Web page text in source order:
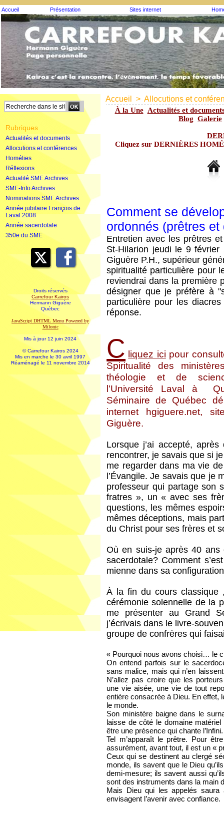
Accueil Présentation Sites internet
Rubriques
Actualités et documents
Allocutions et conférences
Homélies
Réflexions
Actualité SME Archives
SME-Info Archives
Nominations SME Archives
Année jubilaire François de
Laval 2008
Année sacerdotale
350e du SME
Droits réservés
Carrefour Kairos
Hermann Giguère
Québec
JavaScript DHTML Menu Powered by
Milonic
Mis à jour 12 juin 2024
© Carrefour Kairos 2024
Mis en marche le 30 avril 1997
Réaménagé le 11 novembre 2014
Accueil > Allocutions et
À la Une Actualités et
Blog Galerie
Cliquez sur DERNIÈRES
Comment se
ordonnés (prêtres et
Entretien avec les prêtres
St-Hilarion jeudi le 9
Giguère P.H., supérieur
spiritualité particulière pour
reviendrai dans la première
désigner que je préfère à
particulière pour les
réponse.
C liquez ici pour
Spiritualité des
théologie et de
l'Université Laval à
Séminaire de Québec
internet hgiguere.net,
Giguère.
Lorsque j’ai accepté,
rencontrer, je savais que si
me regarder dans ma vie
l’Évangile. Je savais que je
professeur qui partage son
fratres », un « avec ses
questions, les mêmes
mêmes déceptions, mais
du Christ pour ses frères et
Où en suis-je après 40 ans
sacerdotale? Comment
mienne dans sa
À la fin du cours classique
cérémonie solennelle de la
me présenter au Grand
j’écrivais dans le livre-
groupe de confrères qui
« Pourquoi nous avons choisi… le
On entend parfois sur le
sans malice, mais qui n’en
N’allez pas croire que les
une vie aisée, une vie de tout
entière consacrée à Dieu. En effet,
le monde.
Son ministère baigne dans le
laisse de côté le domaine
être une présence qui chante l’Infini.
Tel m’apparaît le prêtre. Pour
assurément, avant tout, il est un «
Ceux qui se destinent au clergé
monde, ils savent que le Dieu
demi-mesure; ils savent aussi
sont des instruments dans la main
Mais Dieu qui les appelés
envisagent l’avenir avec confiance.